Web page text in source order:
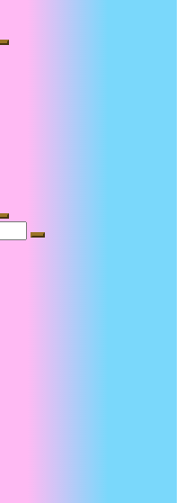
Suche
Suche
Suche